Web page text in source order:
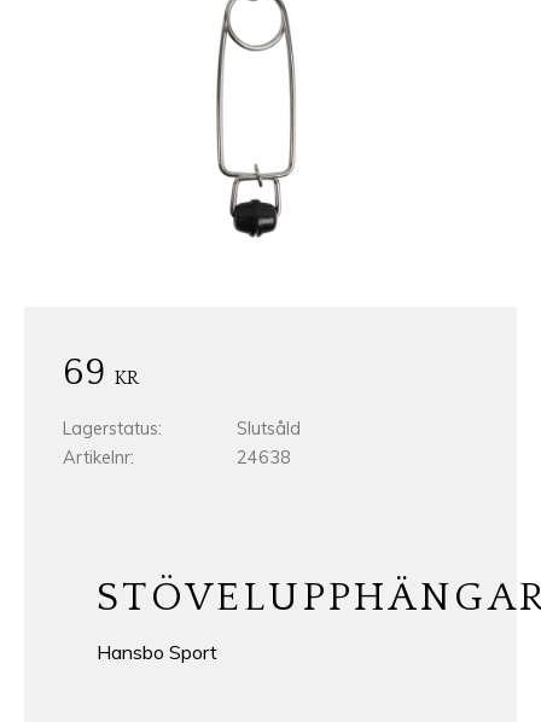
69 KR
Lagerstatus
Slutsåld
Artikelnr
24638
Hansbo Sport